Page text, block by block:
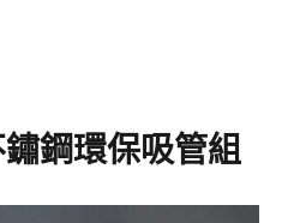
鋼環保吸管組